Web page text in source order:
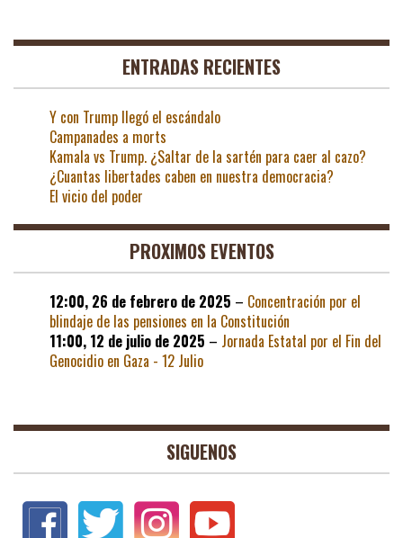
ENTRADAS RECIENTES
Y con Trump llegó el escándalo
Campanades a morts
Kamala vs Trump. ¿Saltar de la sartén para caer al cazo?
¿Cuantas libertades caben en nuestra democracia?
El vicio del poder
PROXIMOS EVENTOS
12:00, 26 de febrero de 2025 – Concentración por el
blindaje de las pensiones en la Constitución
11:00, 12 de julio de 2025 – Jornada Estatal por el Fin del
Genocidio en Gaza - 12 Julio
SIGUENOS